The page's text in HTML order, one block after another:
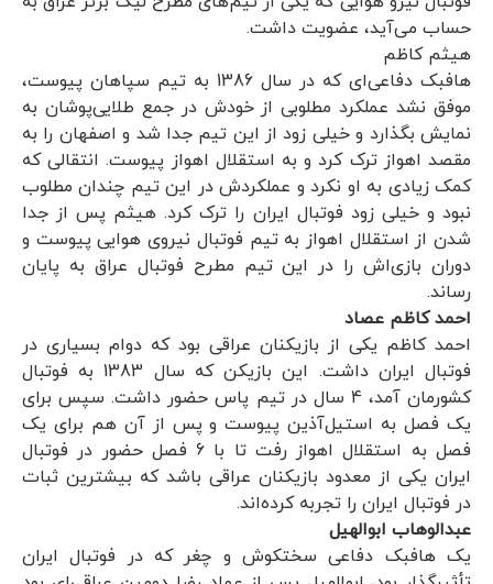
حساب می‌آید، عضویت داشت.
هیثم کاظم
هافبک دفاعی‌ای که در سال 1386 به تیم سپاهان پیوست،
موفق نشد عملکرد مطلوبی از خودش در جمع طلایی‌پوشان به
نمایش بگذارد و خیلی زود از این تیم جدا شد و اصفهان را به
مقصد اهواز ترک کرد و به استقلال اهواز پیوست. انتقالی که
کمک زیادی به او نکرد و عملکردش در این تیم چندان مطلوب
نبود و خیلی زود فوتبال ایران را ترک کرد. هیثم پس از جدا
شدن از استقلال اهواز به تیم فوتبال نیروی هوایی پیوست و
دوران بازی‌اش را در این تیم مطرح فوتبال عراق به پایان
رساند.
احمد کاظم عصاد
احمد کاظم یکی از بازیکنان عراقی ‌بود که دوام بسیاری در
فوتبال ایران داشت. این بازیکن که سال 1383 به فوتبال
کشورمان آمد، 4 سال در تیم پاس حضور داشت. سپس برای
یک فصل به استیل‌آذین پیوست و پس از آن هم برای یک
فصل به استقلال اهواز رفت تا با 6 فصل حضور در فوتبال
ایران یکی از معدود بازیکنان عراقی باشد که بیشترین ثبات
در فوتبال ایران را تجربه کرده‌اند.
عبدالوهاب ابوالهیل
یک هافبک دفاعی سختکوش و چغر که در فوتبال ایران